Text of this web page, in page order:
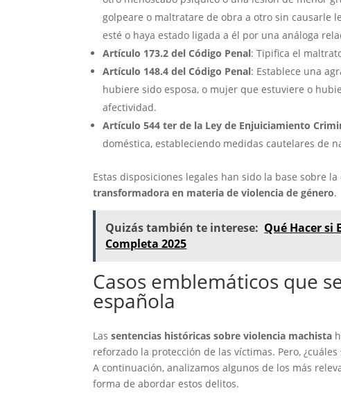
golpeare o maltratare de obra a otro sin causarle
esté o haya estado ligada a él por una análoga
Artículo 173.2 del Código Penal: Tipifica el
Artículo 148.4 del Código Penal: Establece una
hubiere sido esposa, o mujer que estuviere o
afectividad.
Artículo 544 ter de la Ley de Enjuiciamiento
doméstica, estableciendo medidas cautelares de
Estas disposiciones legales han sido la base sobre
transformadora en materia de violencia de género.
Quizás también te interese: Qué Hacer si
Completa 2025
Casos emblemáticos que
española
Lassentencias históricas sobre violencia machista
reforzado la protección de las víctimas. Pero,
A continuación, analizamos algunos de los más
forma de abordar estos delitos.